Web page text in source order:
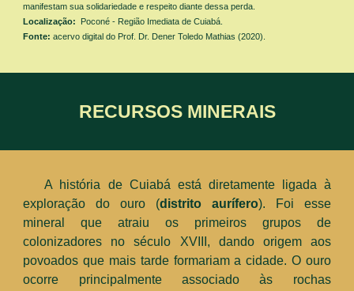
manifestam sua solidariedade e respeito diante dessa perda.
Localização:
Poconé - Região Imediata de Cuiabá.
Fonte:acervo digital do Prof. Dr. Dener Toledo Mathias (2020).
RECURSOS MINERAIS
A história de Cuiabá está diretamente ligada à
exploração do ouro (distrito aurífero). Foi esse
mineral que atraiu os primeiros grupos de
colonizadores no século XVIII, dando origem aos
povoados que mais tarde formariam a cidade. O ouro
ocorre principalmente associado às rochas